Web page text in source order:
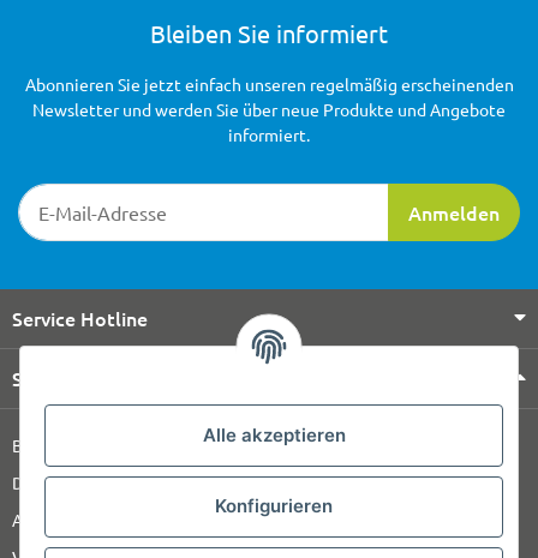
Alle akzeptieren
Konfigurieren
Bleiben Sie informiert
Newsletter-Registrierung
Anmelden
Abonnieren Sie jetzt einfach unseren regelmäßig erscheinenden
Newsletter und werden Sie über neue Produkte und Angebote
informiert.
Service Hotline
Shop Service
Barrierefreiheitserklärung
Datenschutz
AGB